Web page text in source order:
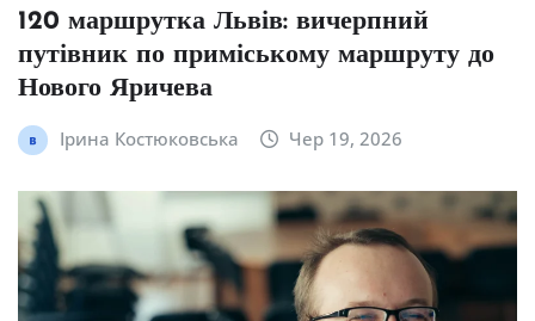
120 маршрутка Львів: вичерпний
путівник по приміському маршруту до
Нового Яричева
Ірина Костюковська Чер 19, 2026